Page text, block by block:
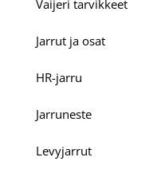
Vaijeri tarvikkeet
Jarrut ja osat
HR-jarru
Jarruneste
Levyjarrut